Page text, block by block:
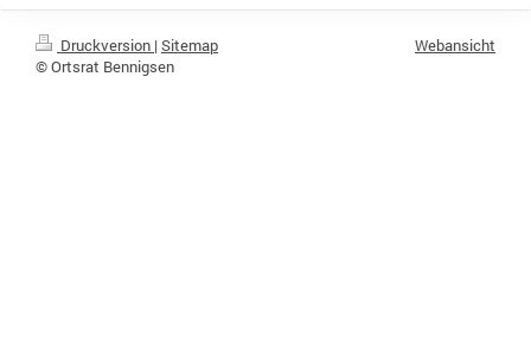
Druckversion | Sitemap
© Ortsrat Bennigsen
Webansicht